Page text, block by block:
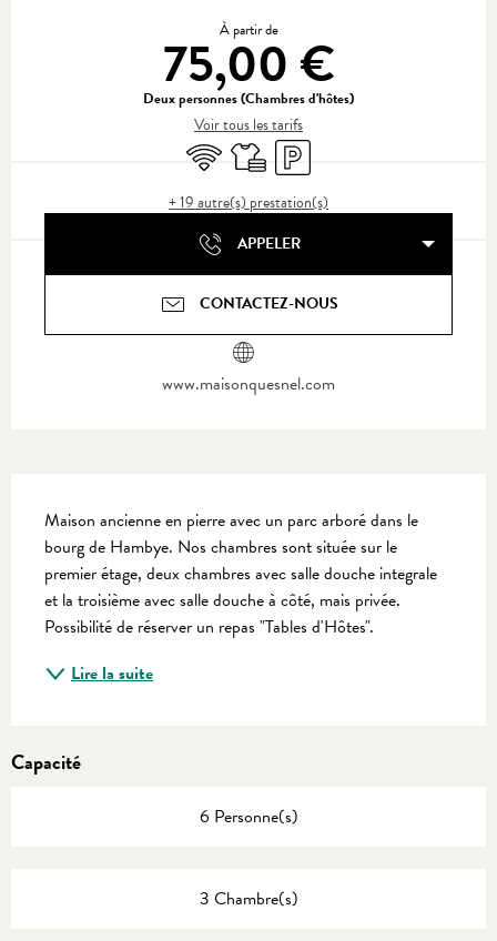
À partir de
75,00 €
Deux personnes (Chambres d'hôtes)
Voir tous les tarifs
WiFi Draps et linge
Parking
+ 19 autre(s) prestation(s)
APPELER
CONTACTEZ-NOUS
www.maisonquesnel.com
Maison ancienne en pierre avec un parc arboré dans le
bourg de Hambye. Nos chambres sont située sur le
premier étage, deux chambres avec salle douche integrale
et la troisième avec salle douche à côté, mais privée.
Possibilité de réserver un repas "Tables d'Hôtes".
Lire la suite
Capacité
6 Personne(s)
3 Chambre(s)